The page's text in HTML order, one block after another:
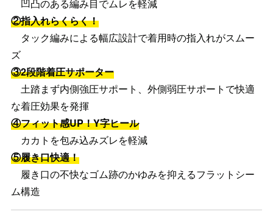
凹凸のある編み目でムレを軽減
②指入れらくらく！
タック編みによる幅広設計で着用時の指入れがスムー
ズ
③2段階着圧サポーター
土踏まず内側強圧サポート、外側弱圧サポートで快適
な着圧効果を発揮
④フィット感UP！Y字ヒール
カカトを包み込みズレを軽減
⑤履き口快適！
履き口の不快なゴム跡のかゆみを抑えるフラットシー
ム構造